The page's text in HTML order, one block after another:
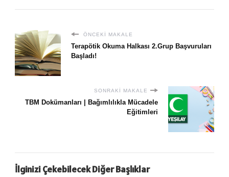
ÖNCEKI MAKALE
Terapötik Okuma Halkası 2.Grup Başvuruları
Başladı!
SONRAKI MAKALE
TBM Dokümanları | Bağımlılıkla Mücadele
Eğitimleri
İlginizi Çekebilecek Diğer Başlıklar